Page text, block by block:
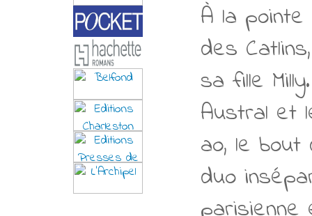
À la
des
sa fille
Austral et
ao, le bout
duo